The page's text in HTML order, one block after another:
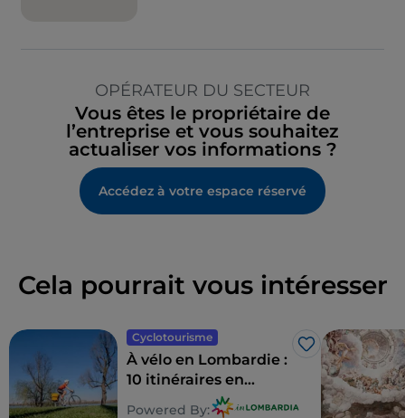
OPÉRATEUR DU SECTEUR
Vous êtes le propriétaire de
l’entreprise et vous souhaitez
actualiser vos informations ?
Accédez à votre espace réservé
Cela pourrait vous intéresser
Cyclotourisme
J’aime
À vélo en Lombardie :
10 itinéraires en
Powered By: